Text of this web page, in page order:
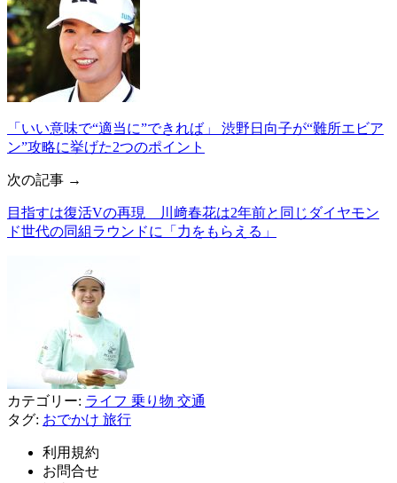
「いい意味で“適当に”できれば」 渋野日向子が“難所エビア
ン”攻略に挙げた2つのポイント
次の記事 →
目指すは復活Vの再現 川﨑春花は2年前と同じダイヤモン
ド世代の同組ラウンドに「力をもらえる」
カテゴリー: ライフ 乗り物 交通
タグ: おでかけ 旅行
利用規約
お問合せ